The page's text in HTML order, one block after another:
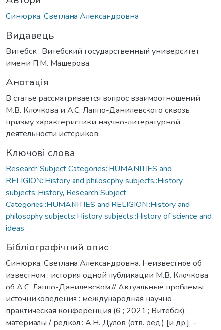
Синюрка, Светлана Александровна
Видавець
Витебск : Витебский государственный университет
имени П.М. Машерова
Анотація
В статье рассматривается вопрос взаимоотношений
М.В. Клочкова и А.С. Лаппо-Данилевского сквозь
призму характеристики научно-литературной
деятельности историков.
Ключові слова
Research Subject Categories::HUMANITIES and
RELIGION::History and philosophy subjects::History
subjects::History, Research Subject
Categories::HUMANITIES and RELIGION::History and
philosophy subjects::History subjects::History of science and
ideas
Бібліографічний опис
Синюрка, Светлана Александровна. Неизвестное об
известном : история одной публикации М.В. Клочкова
об А.С. Лаппо-Данилевском // Актуальные проблемы
источниковедения : международная научно-
практическая конференция (6 ; 2021 ; Витебск) :
материалы / редкол.: А.Н. Дулов (отв. ред.) [и др.]. –